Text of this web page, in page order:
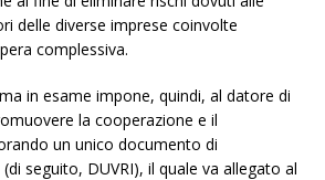
delle diverse imprese coinvolte
complessiva.
in esame impone, quindi, al datore di
la cooperazione e il
un unico documento di
seguito, DUVRI), il quale va allegato al